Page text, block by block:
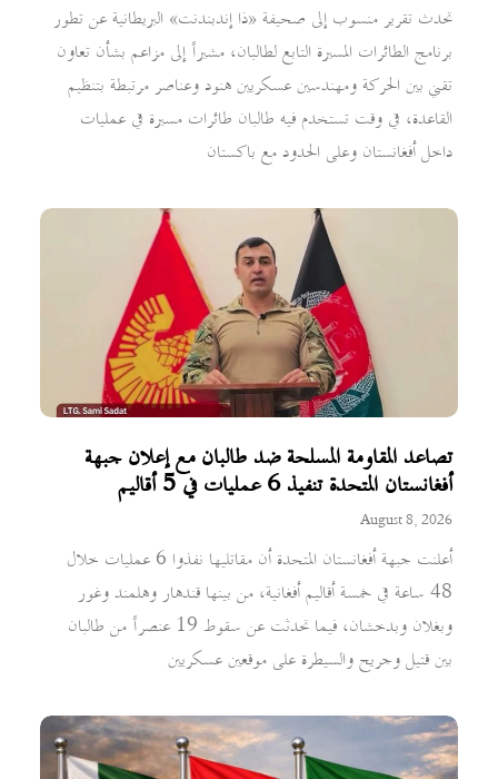
تحدث تقرير منسوب إلى صحيفة «ذا إندبندنت» البريطانية عن تطور
برنامج الطائرات المسيرة التابع لطالبان، مشيراً إلى مزاعم بشأن تعاون
تقني بين الحركة ومهندسين عسكريين هنود وعناصر مرتبطة بتنظيم
القاعدة، في وقت تستخدم فيه طالبان طائرات مسيرة في عمليات
داخل أفغانستان وعلى الحدود مع باكستان
تصاعد المقاومة المسلحة ضد طالبان مع إعلان جبهة
أفغانستان المتحدة تنفيذ 6 عمليات في 5 أقاليم
August 8, 2026
أعلنت جبهة أفغانستان المتحدة أن مقاتليها نفذوا 6 عمليات خلال
48 ساعة في خمسة أقاليم أفغانية، من بينها قندهار وهلمند وغور
وبغلان وبدخشان، فيما تحدثت عن سقوط 19 عنصراً من طالبان
بين قتيل وجريح والسيطرة على موقعين عسكريين